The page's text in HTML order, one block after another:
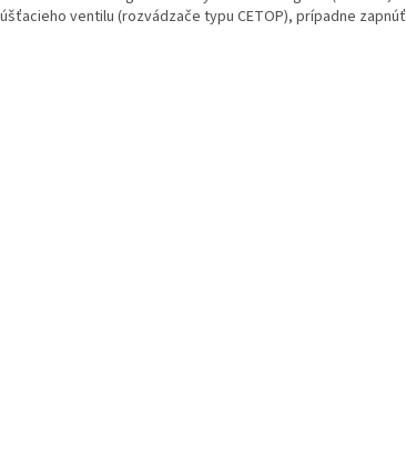
ventilu (rozvádzače typu CETOP), prípadne zapnúť